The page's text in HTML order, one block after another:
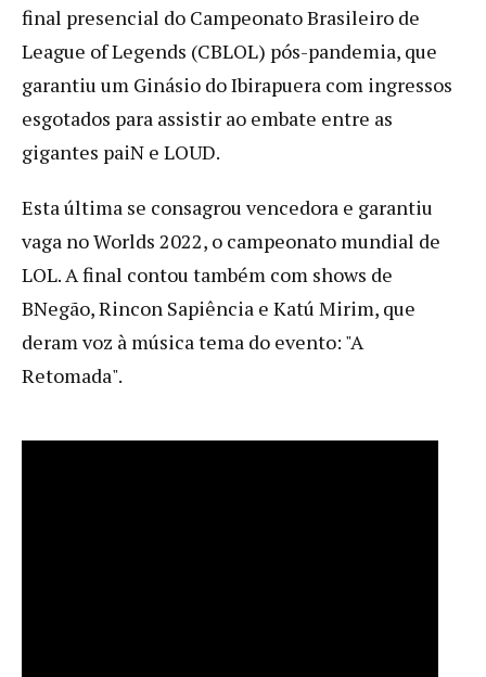
final presencial do Campeonato Brasileiro de
League of Legends (CBLOL) pós-pandemia, que
garantiu um Ginásio do Ibirapuera com ingressos
esgotados para assistir ao embate entre as
gigantes paiN e LOUD.
Esta última se consagrou vencedora e garantiu
vaga no Worlds 2022, o campeonato mundial de
LOL. A final contou também com shows de
BNegão, Rincon Sapiência e Katú Mirim, que
deram voz à música tema do evento: "A
Retomada".